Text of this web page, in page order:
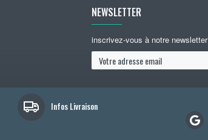
NEWSLETTER
inscrivez-vous à notre newsletter
Infos Livraison